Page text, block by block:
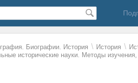
Биографии. История \ История \
исторические науки. Методы